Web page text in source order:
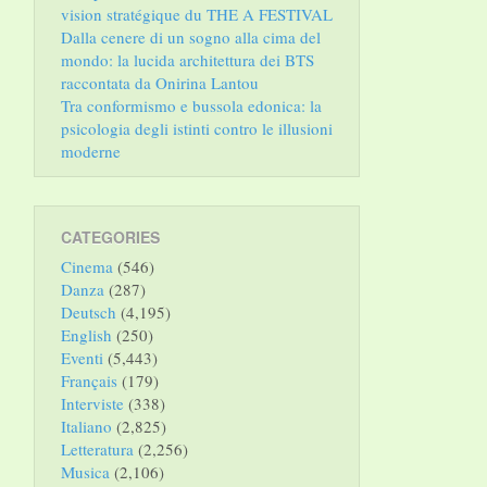
vision stratégique du THE A FESTIVAL
Dalla cenere di un sogno alla cima del
mondo: la lucida architettura dei BTS
raccontata da Onirina Lantou
Tra conformismo e bussola edonica: la
psicologia degli istinti contro le illusioni
moderne
CATEGORIES
Cinema (546)
Danza (287)
Deutsch (4,195)
English (250)
Eventi (5,443)
Français (179)
Interviste (338)
Italiano (2,825)
Letteratura (2,256)
Musica (2,106)